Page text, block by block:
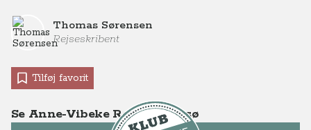
Thomas Sørensen
Rejseskribent
Tilføj favorit
Se Anne-Vibeke Rejser - Samsø